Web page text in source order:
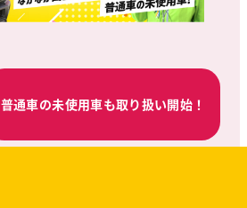
普通車の未使用車も取り扱い開始！